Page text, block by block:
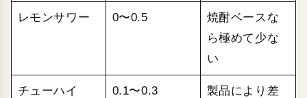
レモンサワー 0〜0.5
焼酎ベースな
ら極めて少な
い
チューハイ 0.1〜0.3
製品により差